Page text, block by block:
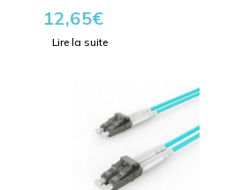
12,65€
Lire la suite